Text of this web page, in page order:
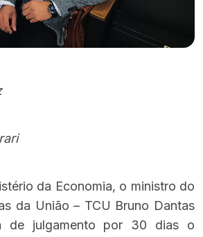
da Economia, o ministro do
da União – TCU Bruno Dantas
de julgamento por 30 dias o